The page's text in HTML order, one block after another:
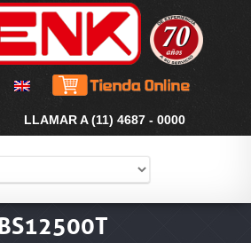
LLAMAR A (11) 4687 - 0000